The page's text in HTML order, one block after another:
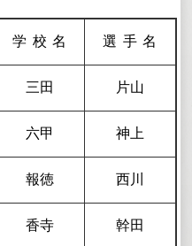
学校名 選手名
三田 片山
六甲 神上
報徳 西川
香寺 幹田